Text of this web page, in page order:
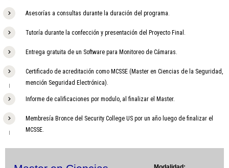
Asesorías a consultas durante la duración del programa.
Tutoría durante la confección y presentación del Proyecto Final.
Entrega gratuita de un Software para Monitoreo de Cámaras.
Certificado de acreditación como MCSSE (Master en Ciencias de la Seguridad,
mención Seguridad Electrónica).
Informe de calificaciones por modulo, al finalizar el Master.
Membresía Bronce del Security College US por un año luego de finalizar el
MCSSE.